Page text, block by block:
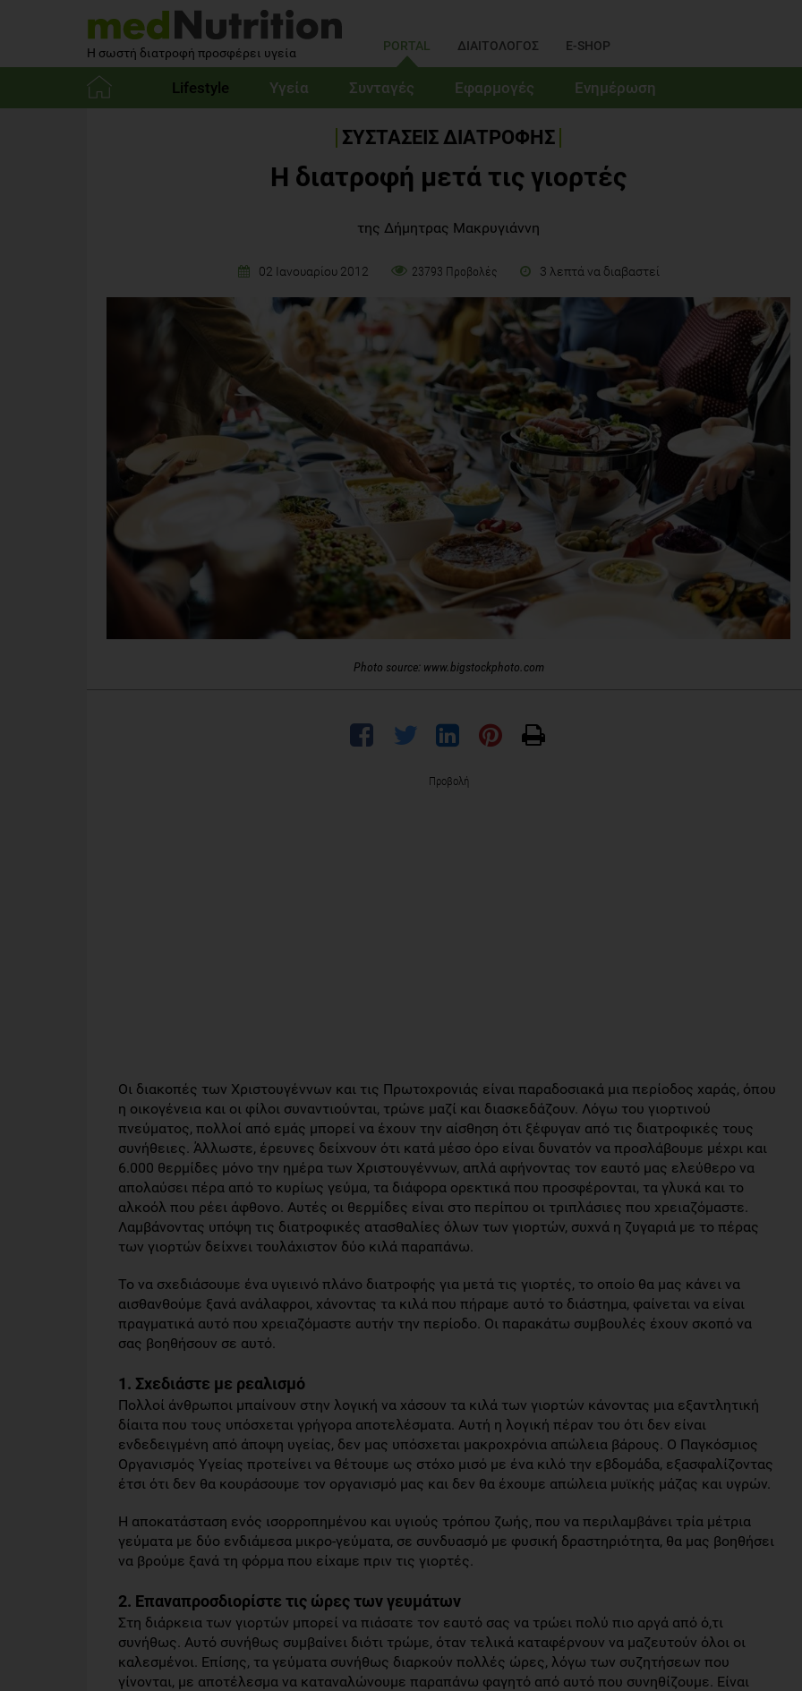
Η σωστή διατροφή προσφέρει υγεία PORTAL ΔΙΑΙΤΟΛΟΓΟΣ E-SHOP
Lifestyle Υγεία Συνταγές Εφαρμογές Ενημέρωση
ΣΥΣΤΑΣΕΙΣ ΔΙΑΤΡΟΦΗΣ
Η διατροφή μετά τις γιορτές
της Δήμητρας Μακρυγιάννη
02 Ιανουαρίου 2012 23793 Προβολές 3 λεπτά να διαβαστεί
Photo source: www.bigstockphoto.com
Προβολή
Οι διακοπές των Χριστουγέννων και τις Πρωτοχρονιάς είναι παραδοσιακά μια περίοδος χαράς, όπου
η οικογένεια και οι φίλοι συναντιούνται, τρώνε μαζί και διασκεδάζουν. Λόγω του γιορτινού
πνεύματος, πολλοί από εμάς μπορεί να έχουν την αίσθηση ότι ξέφυγαν από τις διατροφικές τους
συνήθειες. Άλλωστε, έρευνες δείχνουν ότι κατά μέσο όρο είναι δυνατόν να προσλάβουμε μέχρι και
6.000 θερμίδες μόνο την ημέρα των Χριστουγέννων, απλά αφήνοντας τον εαυτό μας ελεύθερο να
απολαύσει πέρα από το κυρίως γεύμα, τα διάφορα ορεκτικά που προσφέρονται, τα γλυκά και το
αλκοόλ που ρέει άφθονο. Αυτές οι θερμίδες είναι στο περίπου οι τριπλάσιες που χρειαζόμαστε.
Λαμβάνοντας υπόψη τις διατροφικές ατασθαλίες όλων των γιορτών, συχνά η ζυγαριά με το πέρας
των γιορτών δείχνει τουλάχιστον δύο κιλά παραπάνω.
Το να σχεδιάσουμε ένα υγιεινό πλάνο διατροφής για μετά τις γιορτές, το οποίο θα μας κάνει να
αισθανθούμε ξανά ανάλαφροι, χάνοντας τα κιλά που πήραμε αυτό το διάστημα, φαίνεται να είναι
πραγματικά αυτό που χρειαζόμαστε αυτήν την περίοδο. Οι παρακάτω συμβουλές έχουν σκοπό να
σας βοηθήσουν σε αυτό.
1. Σχεδιάστε με ρεαλισμό
Πολλοί άνθρωποι μπαίνουν στην λογική να χάσουν τα κιλά των γιορτών κάνοντας μια εξαντλητική
δίαιτα που τους υπόσχεται γρήγορα αποτελέσματα. Αυτή η λογική πέραν του ότι δεν είναι
ενδεδειγμένη από άποψη υγείας, δεν μας υπόσχεται μακροχρόνια απώλεια βάρους. Ο Παγκόσμιος
Οργανισμός Υγείας προτείνει να θέτουμε ως στόχο μισό με ένα κιλό την εβδομάδα, εξασφαλίζοντας
έτσι ότι δεν θα κουράσουμε τον οργανισμό μας και δεν θα έχουμε απώλεια μυϊκής μάζας και υγρών.
Η αποκατάσταση ενός ισορροπημένου και υγιούς τρόπου ζωής, που να περιλαμβάνει τρία μέτρια
γεύματα με δύο ενδιάμεσα μικρο-γεύματα, σε συνδυασμό με φυσική δραστηριότητα, θα μας βοηθήσει
να βρούμε ξανά τη φόρμα που είχαμε πριν τις γιορτές.
2. Επαναπροσδιορίστε τις ώρες των γευμάτων
Στη διάρκεια των γιορτών μπορεί να πιάσατε τον εαυτό σας να τρώει πολύ πιο αργά από ό,τι
συνήθως. Αυτό συνήθως συμβαίνει διότι τρώμε, όταν τελικά καταφέρνουν να μαζευτούν όλοι οι
καλεσμένοι. Επίσης, τα γεύματα συνήθως διαρκούν πολλές ώρες, λόγω των συζητήσεων που
γίνονται, με αποτέλεσμα να καταναλώνουμε παραπάνω φαγητό από αυτό που συνηθίζουμε. Είναι